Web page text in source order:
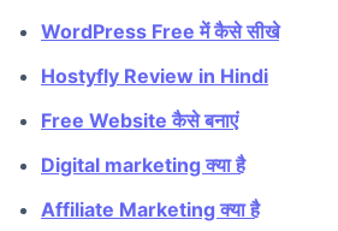
WordPress Free में कैसे सीखे
Hostyfly Review in Hindi
Free Website कैसे बनाएं
Digital marketing क्या है
Affiliate Marketing क्या है